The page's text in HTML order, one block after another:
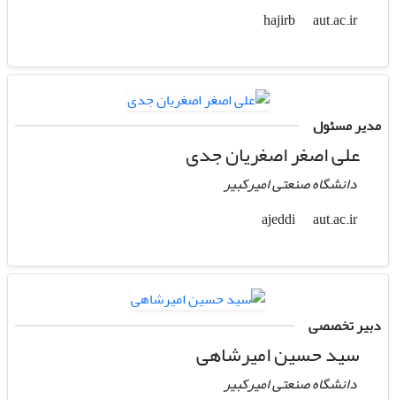
hajirb
aut.ac.ir
مدیر مسئول
علی اصغر اصغریان جدی
دانشگاه صنعتی امیرکبیر
ajeddi
aut.ac.ir
دبیر تخصصی
سید حسین امیرشاهی
دانشگاه صنعتی امیرکبیر